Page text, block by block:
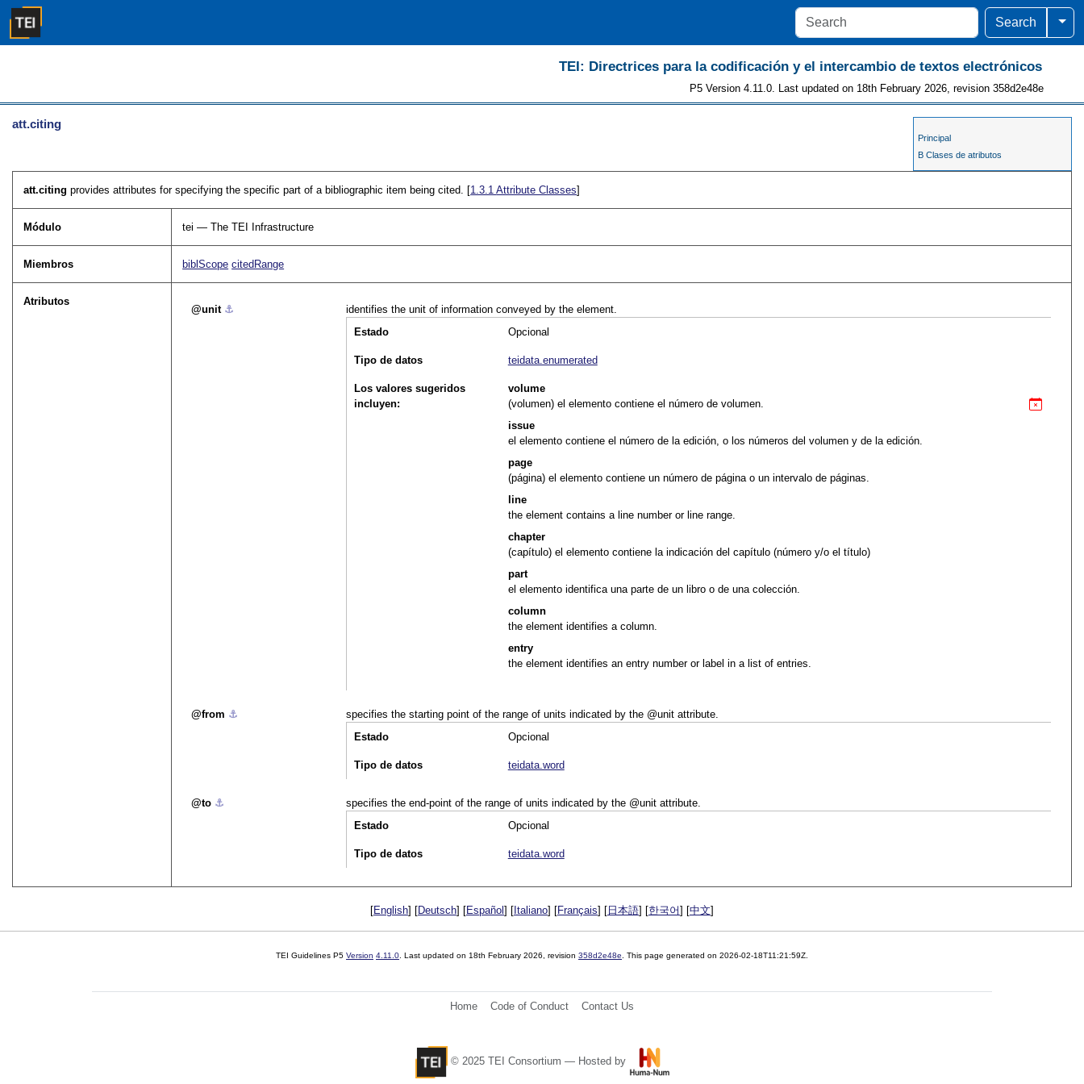
Search
TEI: Directrices para la codificación y el intercambio de textos electrónicos
P5 Version 4.11.0. Last updated on 18th February 2026, revision 358d2e48e
Principal
B Clases de atributos
att.citing
att.citing provides attributes for specifying the specific part of a bibliographic item being cited. [1.3.1Attribute Classes]
Módulo tei — The TEI Infrastructure
Miembros biblScope citedRange
Atributos
unit ⚓︎
identifies the unit of information conveyed by the element.
Estado
Opcional
Tipo de datos teidata.enumerated
Los valores sugeridos
incluyen:
volume
(volumen) el elemento contiene el número de volumen.
issue
el elemento contiene el número de la edición, o los números del volumen y de la edición.
page
(página) el elemento contiene un número de página o un intervalo de páginas.
line
the element contains a line number or line range.
chapter
(capítulo) el elemento contiene la indicación del capítulo (número y/o el título)
part
el elemento identifica una parte de un libro o de una colección.
column
the element identifies a column.
entry
the element identifies an entry number or label in a list of entries.
from ⚓︎ specifies the starting point of the range of units indicated by the unit attribute.
Estado
Opcional
Tipo de datos teidata.word
to ⚓︎ specifies the end-point of the range of units indicated by the unit attribute.
Estado
Opcional
Tipo de datos teidata.word
[English] [Deutsch] [Español ] [ Italiano] [Français] [ 日本語] [한국어] [中文]
TEI Guidelines P5 Version 4.11.0 . Last updated on 18th February 2026 , revision 358d2e48e . This page generated on 2026-02-18T11:21:59Z.
Home Code of Conduct Contact Us
© 2025 TEI Consortium — Hosted by